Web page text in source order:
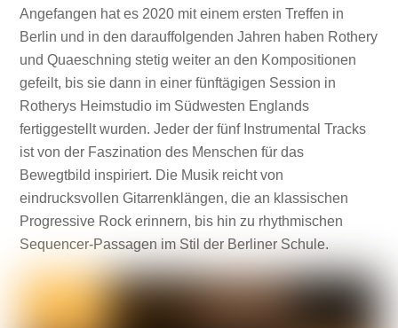
Angefangen hat es 2020 mit einem ersten Treffen in
Berlin und in den darauffolgenden Jahren haben Rothery
und Quaeschning stetig weiter an den Kompositionen
gefeilt, bis sie dann in einer fünftägigen Session in
Rotherys Heimstudio im Südwesten Englands
fertiggestellt wurden. Jeder der fünf Instrumental Tracks
ist von der Faszination des Menschen für das
Bewegtbild inspiriert. Die Musik reicht von
eindrucksvollen Gitarrenklängen, die an klassischen
Progressive Rock erinnern, bis hin zu rhythmischen
Sequencer-Passagen im Stil der Berliner Schule.